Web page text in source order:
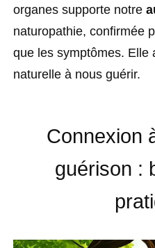
organes supporte notre
naturopathie, confirmée
que les symptômes. Elle
naturelle à nous guérir.
Connexion
guérison :